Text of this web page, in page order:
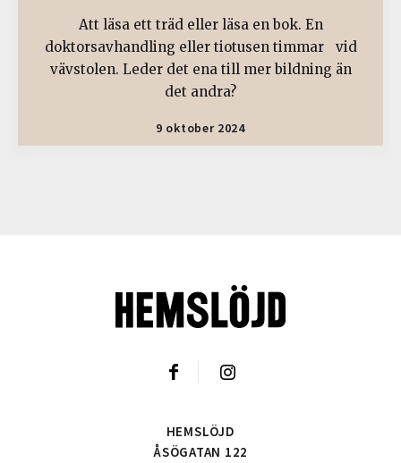
Att läsa ett träd eller läsa en bok. En
doktorsavhandling eller tiotusen timmar vid
vävstolen. Leder det ena till mer bildning än
det andra?
9 oktober 2024
HEMSLÖJD
ÅSÖGATAN 122